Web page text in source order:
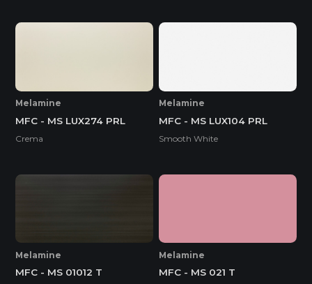
Melamine
MFC - MS LUX274 PRL
Crema
Melamine
MFC - MS LUX104 PRL
Smooth White
Melamine
MFC - MS 01012 T
Melamine
MFC - MS 021 T